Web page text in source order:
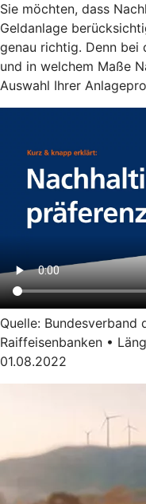
Sie möchten, dass
Geldanlage
genau richtig. Denn bei
und in welchem Maße
Auswahl Ihrer
Quelle: Bundesverband
Raiffeisenbanken •
01.08.2022